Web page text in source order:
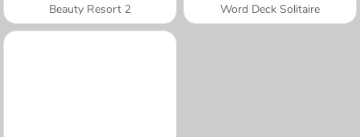
Beauty Resort 2 Word Deck Solitaire